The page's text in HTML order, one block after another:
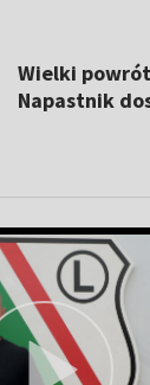
Wielki
Napastnik